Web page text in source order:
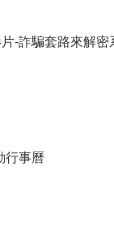
-詐騙套路來解密
行事曆